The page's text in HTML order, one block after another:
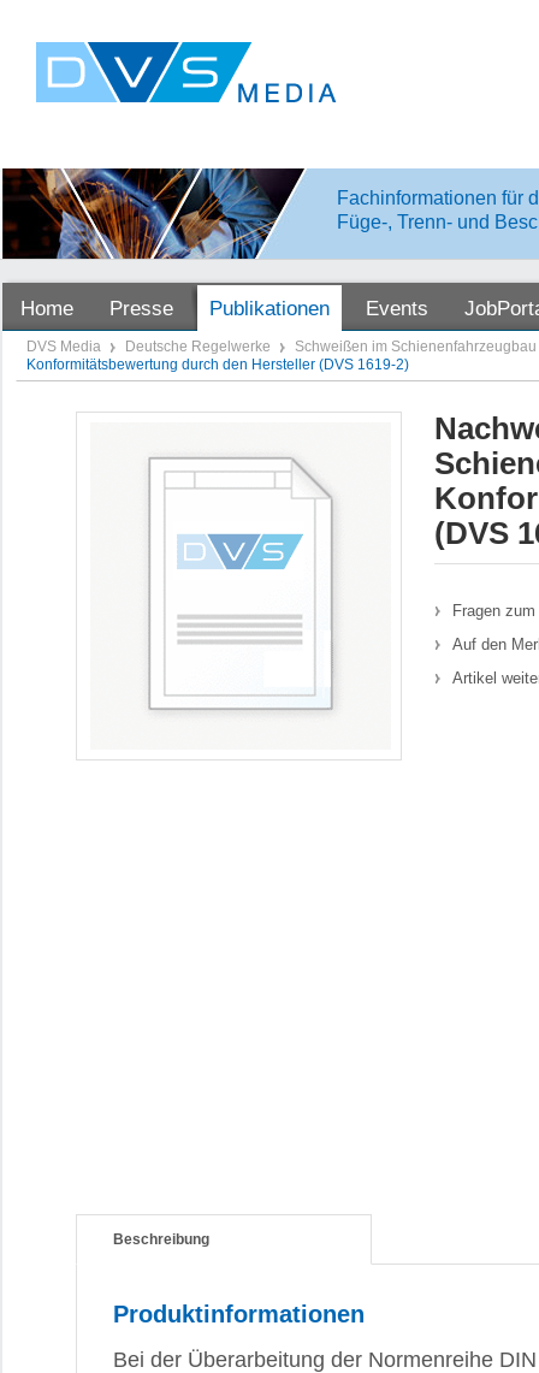
Fachinformationen für
Füge-, Trenn- und
Home Presse Publikationen Events
DVS Media Deutsche Regelwerke
Schweißen im Schienenfahrzeugbau
Konformitätsbewertung durch den Hersteller (DVS 1619-2)
(DVS
Fragen
Auf den
Artikel
Beschreibung
Produktinformationen
Bei der Überarbeitung der Normenreihe